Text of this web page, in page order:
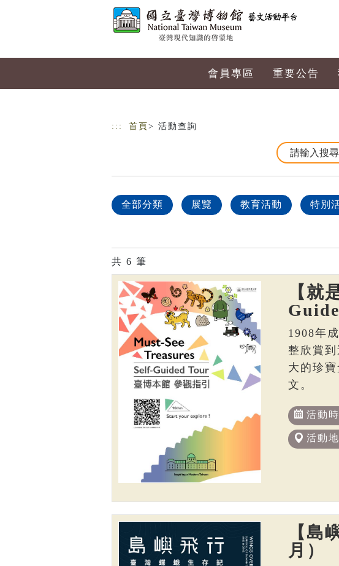
會員專區 重要公告
::: 首頁 > 活動查詢
全部分類 展覽 教育活動 特別
共 6 筆
【就
1908年
整欣賞
大的珍
文。
活動
活動
【島
月）